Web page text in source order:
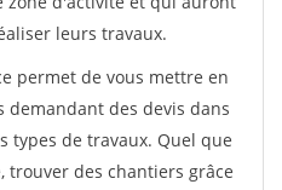
leurs travaux.
permet de vous mettre en
demandant des devis dans
types de travaux. Quel que
trouver des chantiers grâce